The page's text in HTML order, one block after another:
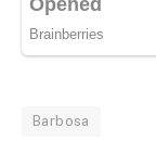
Barbosa